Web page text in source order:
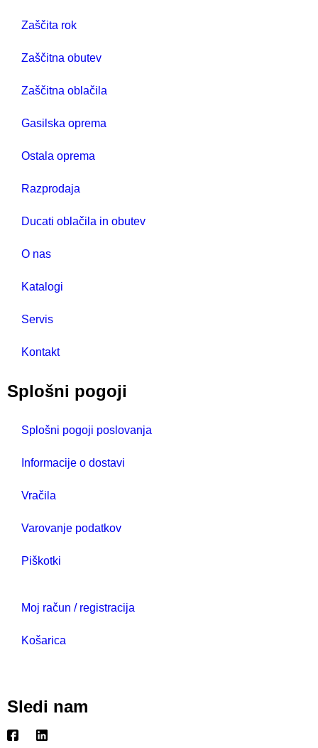
Zaščita rok
Zaščitna obutev
Zaščitna oblačila
Gasilska oprema
Ostala oprema
Razprodaja
Ducati oblačila in obutev
O nas
Katalogi
Servis
Kontakt
Splošni pogoji
Splošni pogoji poslovanja
Informacije o dostavi
Vračila
Varovanje podatkov
Piškotki
Moj račun / registracija
Košarica
Sledi nam